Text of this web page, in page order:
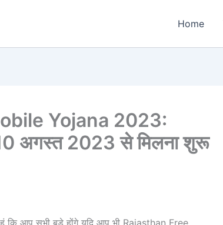
Home
Yojana 2023:
10 अगस्त 2023 से मिलना शुरू
हूं कि आप सभी बड़े होंगे यदि आप भी Rajasthan Free